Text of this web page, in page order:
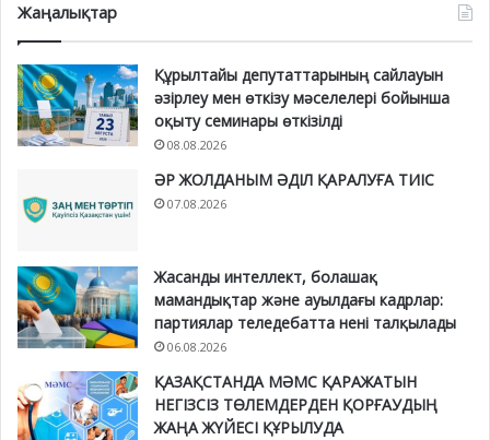
Жаңалықтар
Құрылтайы депутаттарының сайлауын
әзірлеу мен өткізу мәселелері бойынша
оқыту семинары өткізілді
08.08.2026
ӘР ЖОЛДАНЫМ ӘДІЛ ҚАРАЛУҒА ТИІС
07.08.2026
Жасанды интеллект, болашақ
мамандықтар және ауылдағы кадрлар:
партиялар теледебатта нені талқылады
06.08.2026
ҚАЗАҚСТАНДА МӘМС ҚАРАЖАТЫН
НЕГІЗСІЗ ТӨЛЕМДЕРДЕН ҚОРҒАУДЫҢ
ЖАҢА ЖҮЙЕСІ ҚҰРЫЛУДА